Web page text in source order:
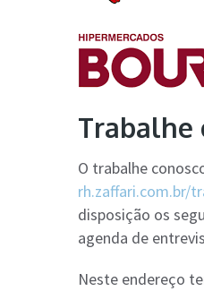
Trabalhe
O trabalhe
rh.zaffari.com.br/
disposição os
agenda de
Neste endereço